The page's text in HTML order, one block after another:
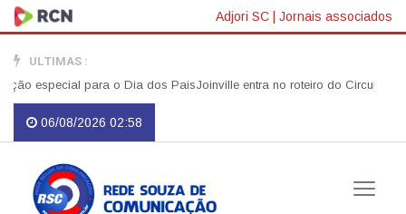
Adjori SC | Jornais associados
ULTIMAS :
para o Dia dos PaisJoinville entra no roteiro do Circuito Banco
06/08/2026 02:58